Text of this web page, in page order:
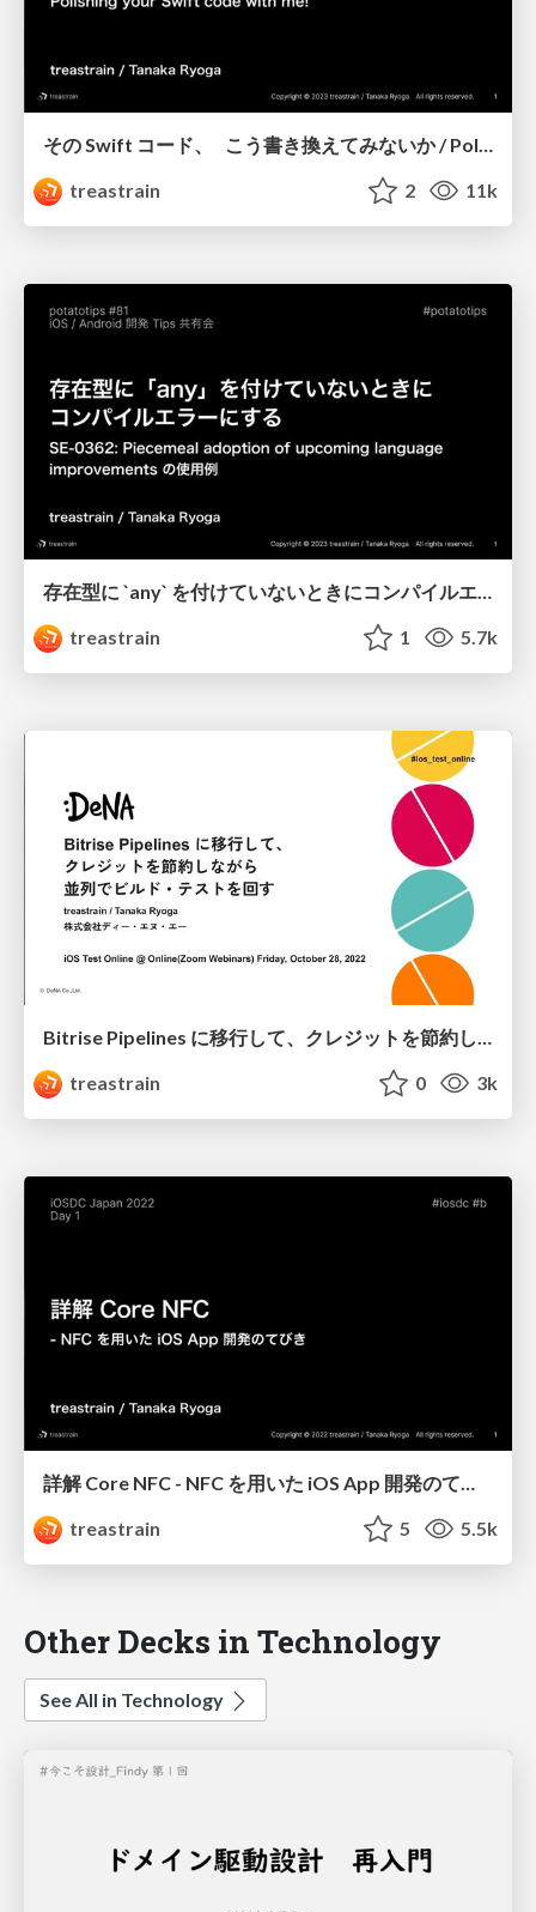
その Swift コード、 こう書き換えてみないか / Polishing your Swift code with me!
treastrain
2 11k
treastrain
1 5.7k
Bitrise Pipelines に移行して、クレジットを節約しながら並列でビルド・テストを回す / Migrate to Bitrise Pipelines and save credits while run builds and tests in parallel
treastrain
0 3k
詳解 Core NFC - NFC を用いた iOS App 開発のてびき / Demystify Core NFC - A guide to iOS App Dev using NFC
treastrain
5 5.5k
Other Decks in Technology
See All in Technology